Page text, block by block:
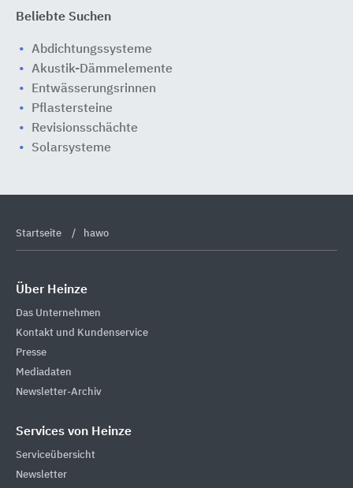
Beliebte Suchen
Abdichtungssysteme
Akustik-Dämmelemente
Entwässerungsrinnen
Pflastersteine
Revisionsschächte
Solarsysteme
Startseite hawo
Über Heinze
Das Unternehmen
Kontakt und Kundenservice
Presse
Mediadaten
Newsletter-Archiv
Services von Heinze
Serviceübersicht
Newsletter